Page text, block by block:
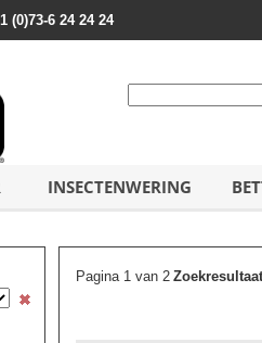
(0)73-6 24 24 24
INSECTENWERING
Pagina 1 van 2Zoekresultaat